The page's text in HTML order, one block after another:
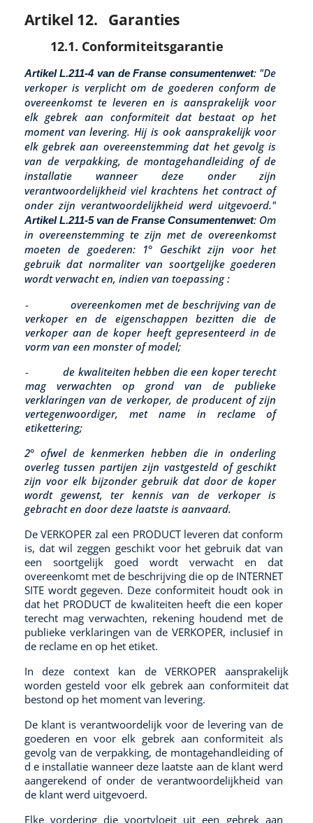
Artikel 12. Garanties
12.1. Conformiteitsgarantie
Artikel L.211-4 van de Franse consumentenwet: "De
verkoper is verplicht om de goederen conform de
overeenkomst te leveren en is aansprakelijk voor
elk gebrek aan conformiteit dat bestaat op het
moment van levering. Hij is ook aansprakelijk voor
elk gebrek aan overeenstemming dat het gevolg is
van de verpakking, de montagehandleiding of de
installatie wanneer deze onder zijn
verantwoordelijkheid viel krachtens het contract of
onder zijn verantwoordelijkheid werd uitgevoerd."
Artikel L.211-5 van de Franse Consumentenwet: Om
in overeenstemming te zijn met de overeenkomst
moeten de goederen: 1° Geschikt zijn voor het
gebruik dat normaliter van soortgelijke goederen
wordt verwacht en, indien van toepassing :
-
overeenkomen met de beschrijving van de
verkoper en de eigenschappen bezitten die de
verkoper aan de koper heeft gepresenteerd in de
vorm van een monster of model;
-
de kwaliteiten hebben die een koper terecht
mag verwachten op grond van de publieke
verklaringen van de verkoper, de producent of zijn
vertegenwoordiger, met name in reclame of
etikettering;
2° ofwel de kenmerken hebben die in onderling
overleg tussen partijen zijn vastgesteld of geschikt
zijn voor elk bijzonder gebruik dat door de koper
wordt gewenst, ter kennis van de verkoper is
gebracht en door deze laatste is aanvaard.
De VERKOPER zal een PRODUCT leveren dat conform
is, dat wil zeggen geschikt voor het gebruik dat van
een soortgelijk goed wordt verwacht en dat
overeenkomt met de beschrijving die op de INTERNET
SITE wordt gegeven. Deze conformiteit houdt ook in
dat het PRODUCT de kwaliteiten heeft die een koper
terecht mag verwachten, rekening houdend met de
publieke verklaringen van de VERKOPER, inclusief in
de reclame en op het etiket.
In deze context kan de VERKOPER aansprakelijk
worden gesteld voor elk gebrek aan conformiteit dat
bestond op het moment van levering.
De klant is verantwoordelijk voor de levering van de
goederen en voor elk gebrek aan conformiteit als
gevolg van de verpakking, de montagehandleiding of
d e installatie wanneer deze laatste aan de klant werd
aangerekend of onder de verantwoordelijkheid van
de klant werd uitgevoerd.
Elke vordering die voortvloeit uit een gebrek aan